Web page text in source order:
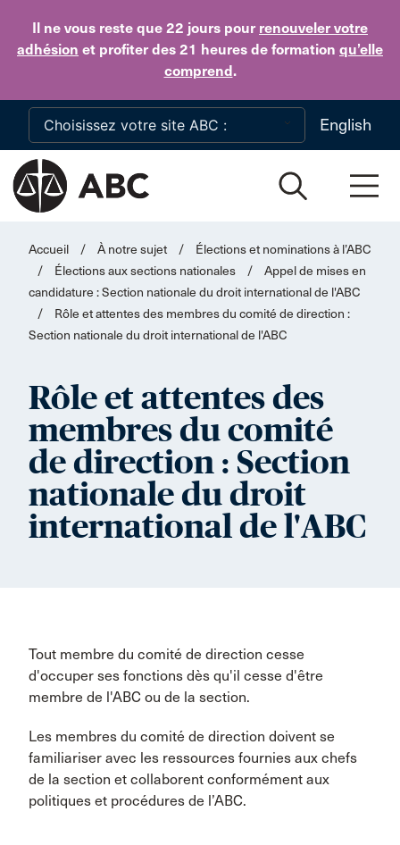
Il ne vous reste que 22 jours pour renouveler votre
adhésion et profiter des 21 heures de formation qu’elle
comprend.
Skip to main content
English
Accueil / À notre sujet /
Élections et nominations à l’ABC
/
Élections aux sections nationales /
Appel de mises en
candidature : Section nationale du droit international de l'ABC
/
Rôle et attentes des membres du comité de direction :
Section nationale du droit international de l'ABC
Rôle et attentes des
membres du comité
de direction : Section
nationale du droit
international de l'ABC
Tout membre du comité de direction cesse
d'occuper ses fonctions dès qu'il cesse d'être
membre de l'ABC ou de la section.
Les membres du comité de direction doivent se
familiariser avec les ressources fournies aux chefs
de la section et collaborent conformément aux
politiques et procédures de l’ABC.